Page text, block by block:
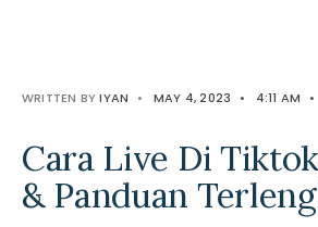
WRITTEN BYIYAN • MAY 4, 2023 • 4:11 AM •
Cara Live Di
& Panduan